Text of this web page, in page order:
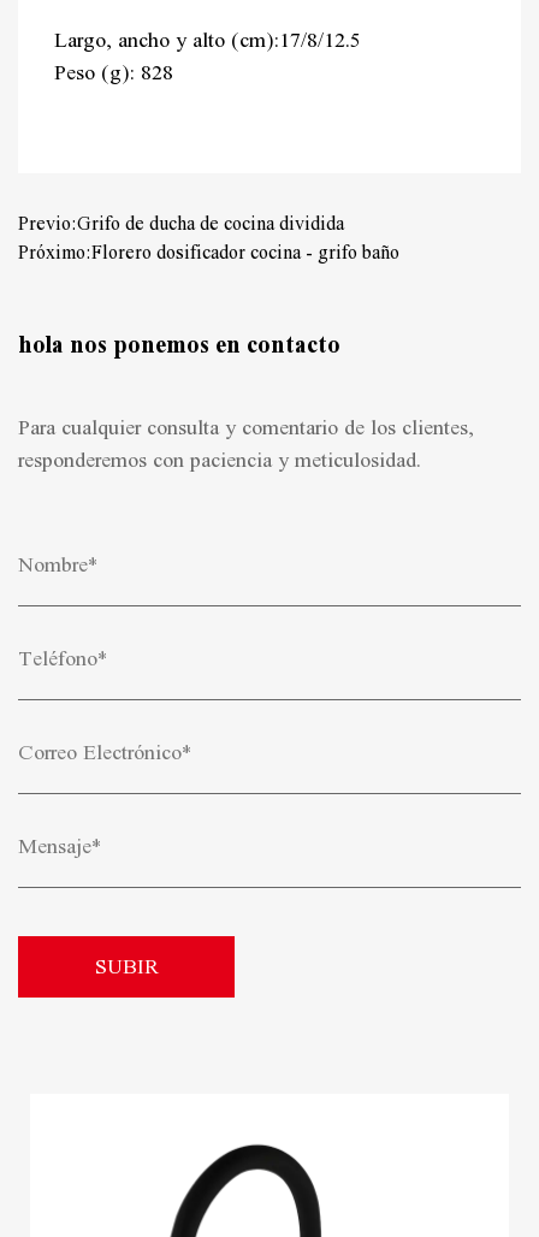
Largo, ancho y alto (cm):17/8/12.5
Peso (g): 828
Previo:Grifo de ducha de cocina dividida
Próximo:Florero dosificador cocina - grifo baño
hola nos ponemos en contacto
Para cualquier consulta y comentario de los clientes,
responderemos con paciencia y meticulosidad.